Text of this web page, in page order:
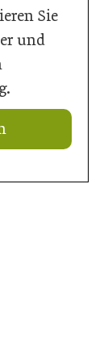
Sie
und